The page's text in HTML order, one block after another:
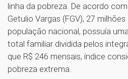
linha da pobreza. De acordo
Getulio Vargas (FGV), 27
população nacional, possuía
total familiar dividida pelos
que R$ 246 mensais, índice
pobreza extrema.